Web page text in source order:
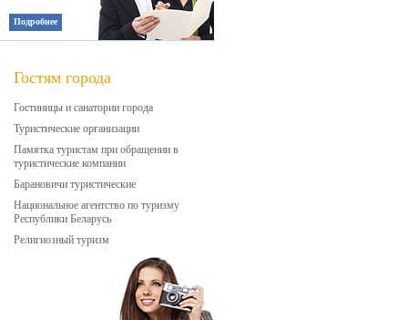
Подробнее
Гостям города
Гостиницы и санатории города
Туристические организации
Памятка туристам при обращении в
туристические компании
Барановичи туристические
Национальное агентство по туризму
Республики Беларусь
Религиозный туризм